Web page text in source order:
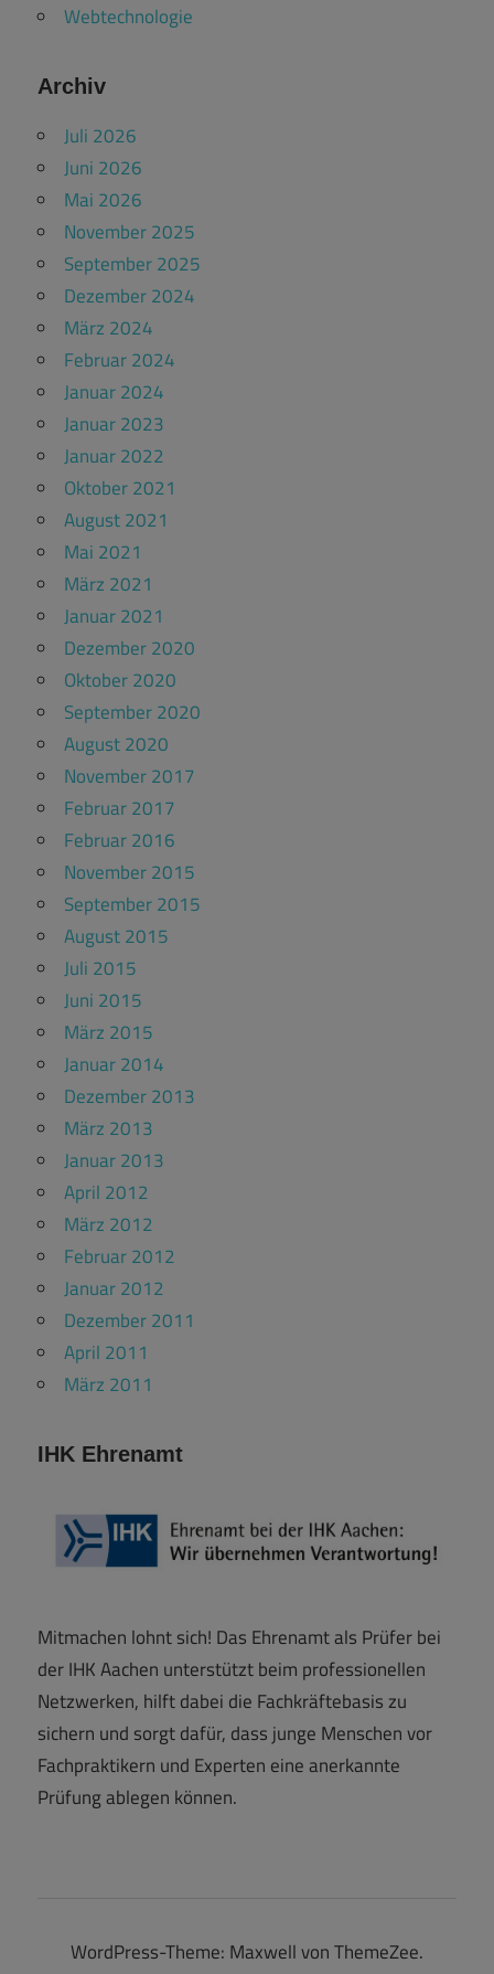
Webtechnologie
Archiv
Juli 2026
Juni 2026
Mai 2026
November 2025
September 2025
Dezember 2024
März 2024
Februar 2024
Januar 2024
Januar 2023
Januar 2022
Oktober 2021
August 2021
Mai 2021
März 2021
Januar 2021
Dezember 2020
Oktober 2020
September 2020
August 2020
November 2017
Februar 2017
Februar 2016
November 2015
September 2015
August 2015
Juli 2015
Juni 2015
März 2015
Januar 2014
Dezember 2013
März 2013
Januar 2013
April 2012
März 2012
Februar 2012
Januar 2012
Dezember 2011
April 2011
März 2011
IHK Ehrenamt
Mitmachen lohnt sich! Das Ehrenamt als Prüfer bei
der IHK Aachen unterstützt beim professionellen
Netzwerken, hilft dabei die Fachkräftebasis zu
sichern und sorgt dafür, dass junge Menschen vor
Fachpraktikern und Experten eine anerkannte
Prüfung ablegen können.
WordPress-Theme: Maxwell von ThemeZee.